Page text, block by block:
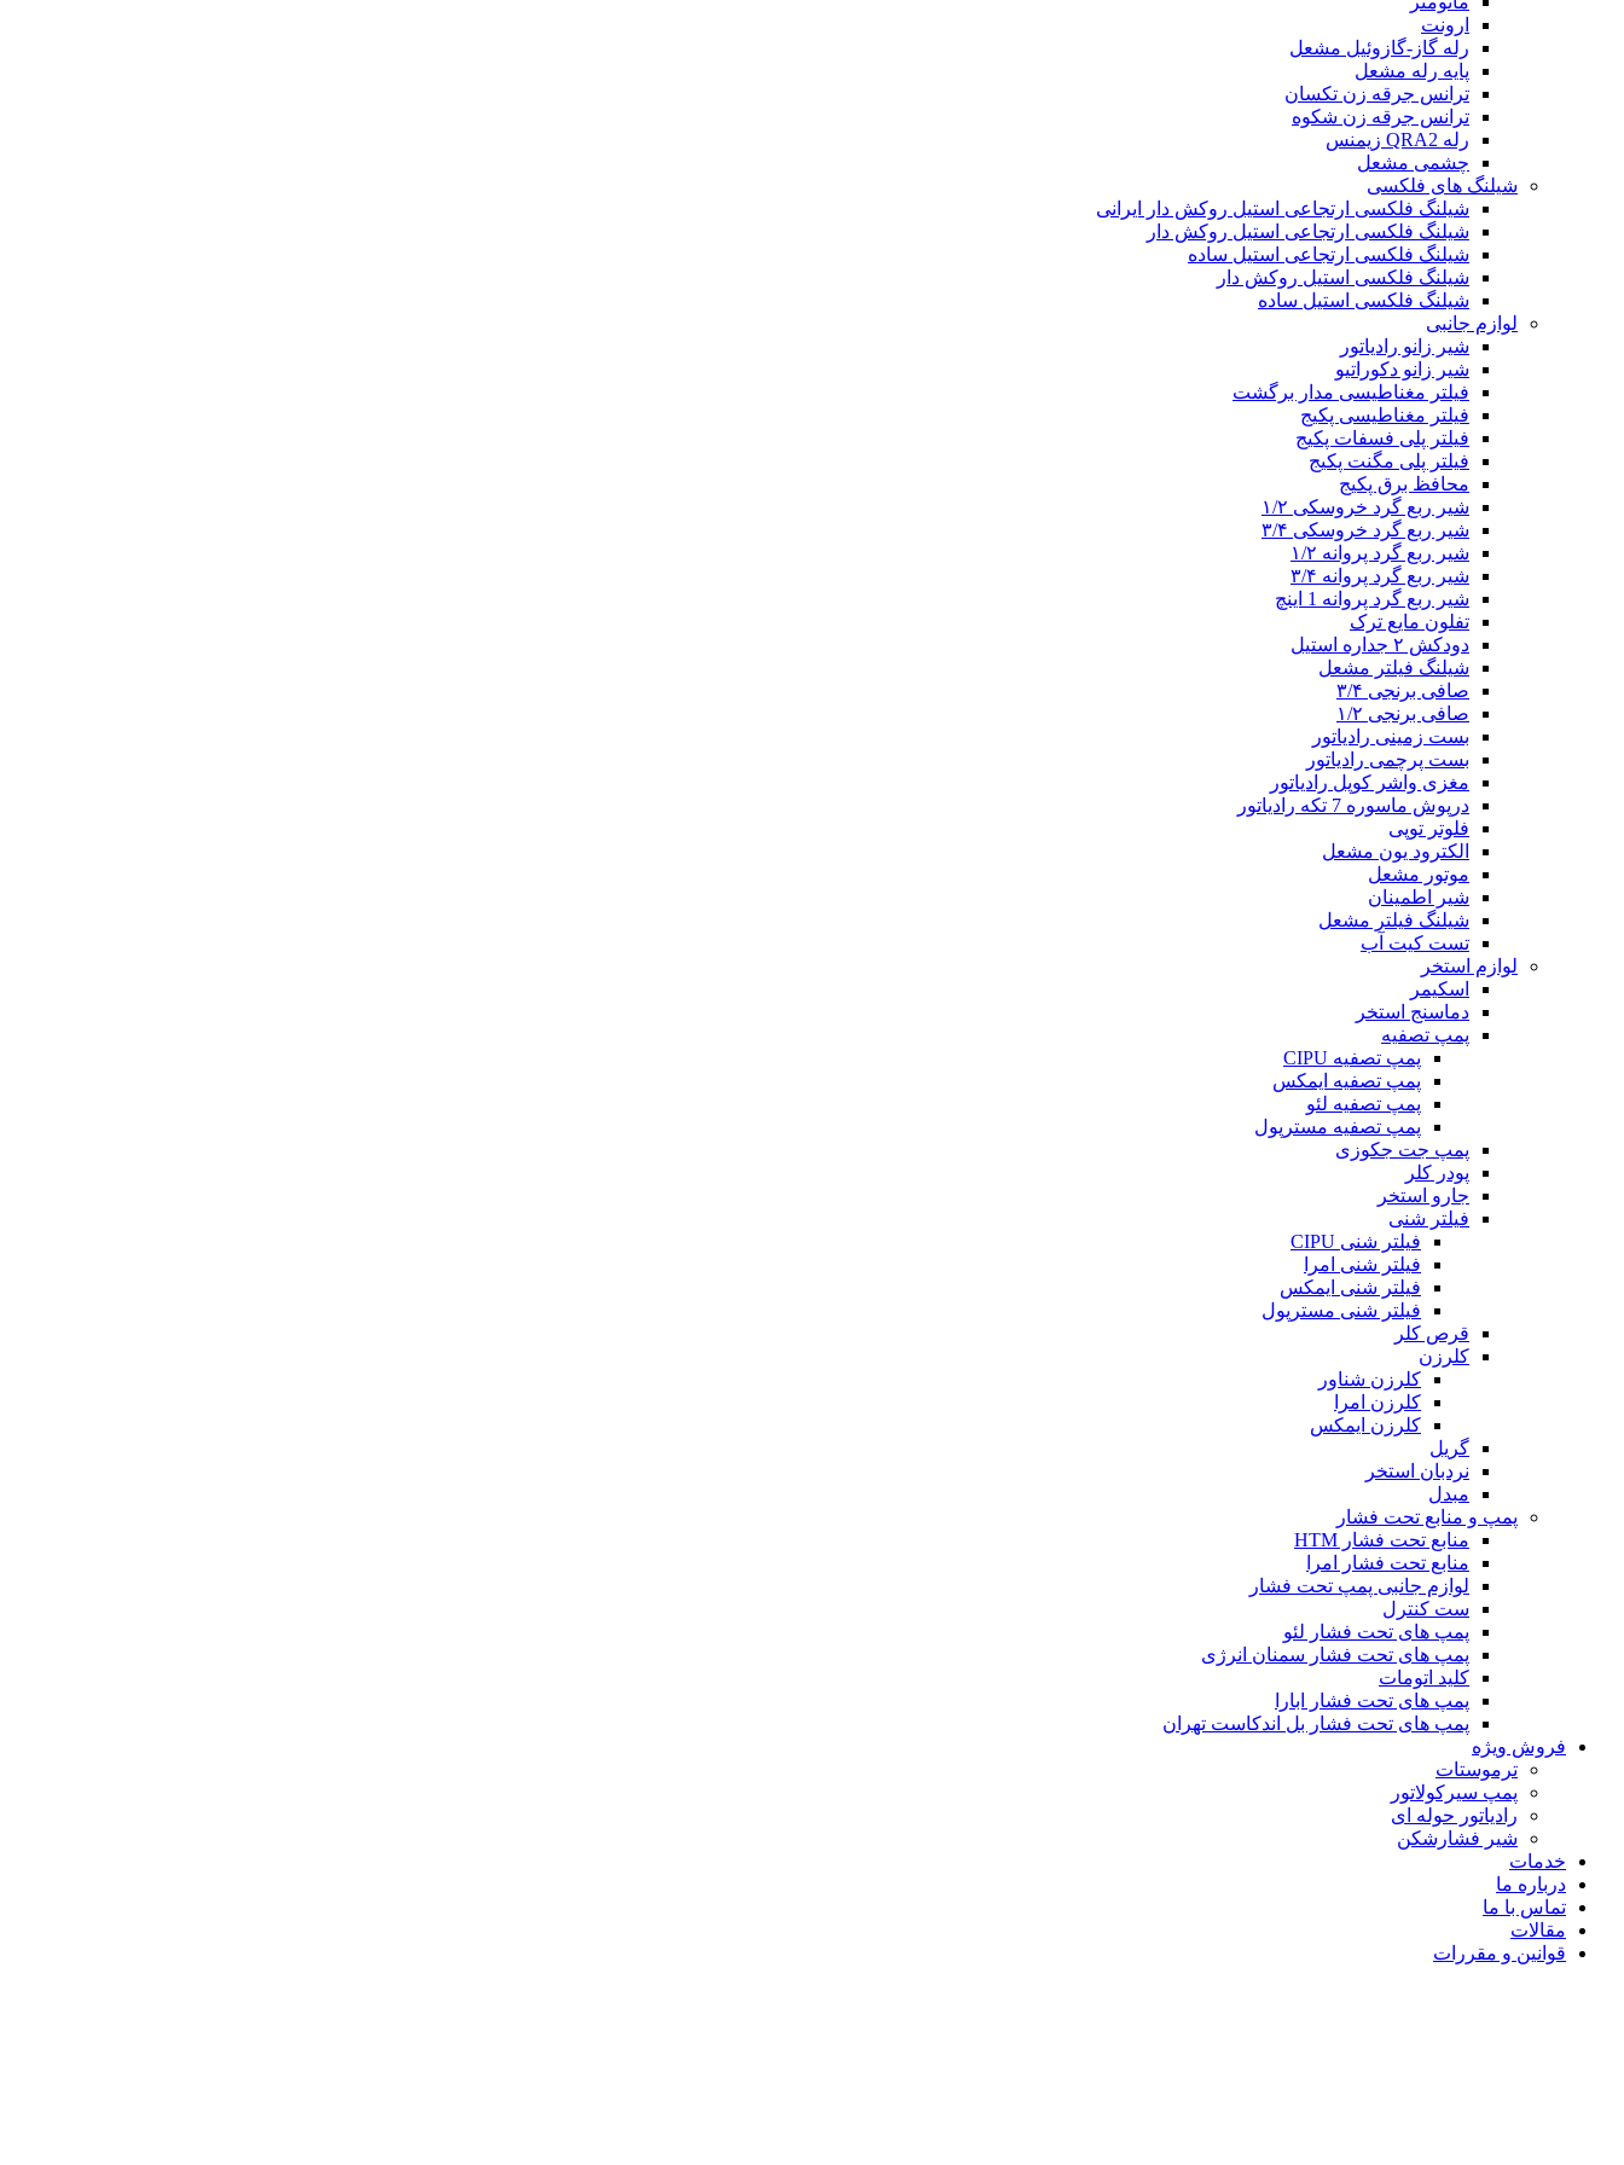
ارونت
رله گاز-گازوئیل مشعل
پایه رله مشعل
ترانس جرقه زن تکسان
ترانس جرقه زن شکوه
رله QRA2 زیمنس
چشمی مشعل
شیلنگ های فلکسی
شیلنگ فلکسی ارتجاعی استیل روکش دار ایرانی
شیلنگ فلکسی ارتجاعی استیل روکش دار
شیلنگ فلکسی ارتجاعی استیل ساده
شیلنگ فلکسی استیل روکش دار
شیلنگ فلکسی استیل ساده
لوازم جانبی
شیر زانو رادیاتور
شیر زانو دکوراتیو
فیلتر مغناطیسی مدار برگشت
فیلتر مغناطیسی پکیج
فیلتر پلی فسفات پکیج
فیلتر پلی مگنت پکیج
محافظ برق پکیج
شیر ربع گرد خروسکی ۱/۲
شیر ربع گرد خروسکی ۳/۴
شیر ربع گرد پروانه ۱/۲
شیر ربع گرد پروانه ۳/۴
شیر ربع گرد پروانه 1 اینچ
تفلون مایع ترک
دودکش ۲ جداره استیل
شیلنگ فیلتر مشعل
صافی برنجی ۳/۴
صافی برنجی ۱/۲
بست زمینی رادیاتور
بست پرچمی رادیاتور
مغزی واشر کوپل رادیاتور
درپوش ماسوره 7 تکه رادیاتور
فلوتر توپی
الکترود یون مشعل
موتور مشعل
شیر اطمینان
شیلنگ فیلتر مشعل
تست کیت آب
لوازم استخر
اسکیمر
دماسنج استخر
پمپ تصفیه
پمپ تصفیه CIPU
پمپ تصفیه ایمکس
پمپ تصفیه لئو
پمپ تصفیه مسترپول
پمپ جت جکوزی
پودر کلر
جارو استخر
فیلتر شنی
فیلتر شنی CIPU
فیلتر شنی امرا
فیلتر شنی ایمکس
فیلتر شنی مسترپول
قرص کلر
کلرزن
کلرزن شناور
کلرزن امرا
کلرزن ایمکس
گریل
نردبان استخر
مبدل
پمپ و منابع تحت فشار
منابع تحت فشار HTM‎
منابع تحت فشار امرا
لوازم جانبی پمپ تحت فشار
ست کنترل
پمپ های تحت فشار لئو
پمپ های تحت فشار سمنان انرژی
کلید اتومات
پمپ های تحت فشار ابارا
پمپ های تحت فشار بل اندکاست تهران
فروش ویژه
ترموستات
پمپ سیرکولاتور
رادیاتور حوله ای
شیر فشارشکن
خدمات
درباره ما
تماس با ما
مقالات
قوانین و مقررات